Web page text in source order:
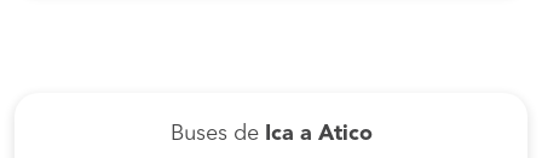
Buses de Ica a Atico